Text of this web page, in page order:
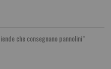
che consegnano pannolini”